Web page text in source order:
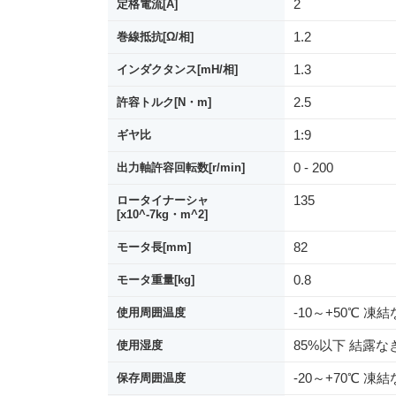
定格電流[A] 2
巻線抵抗[Ω/相] 1.2
インダクタンス[mH/相] 1.3
許容トルク[N・m] 2.5
ギヤ比 1:9
出力軸許容回転数[r/min] 0 - 200
ロータイナーシャ
[x10^-7kg・m^2]
135
モータ長[mm] 82
モータ重量[kg] 0.8
使用周囲温度 -10～+50℃ 凍結
使用湿度 85%以下 結露な
保存周囲温度 -20～+70℃ 凍結